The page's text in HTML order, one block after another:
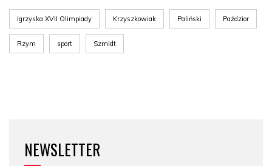
Igrzyska XVII Olimpiady Krzyszkowiak Paliński Paździor
Rzym sport Szmidt
NEWSLETTER